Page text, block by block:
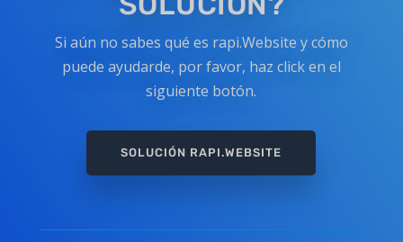
Si aún no sabes qué es rapi.Website y cómo
puede ayudarde, por favor, haz click en el
siguiente botón.
SOLUCIÓN RAPI.WEBSITE